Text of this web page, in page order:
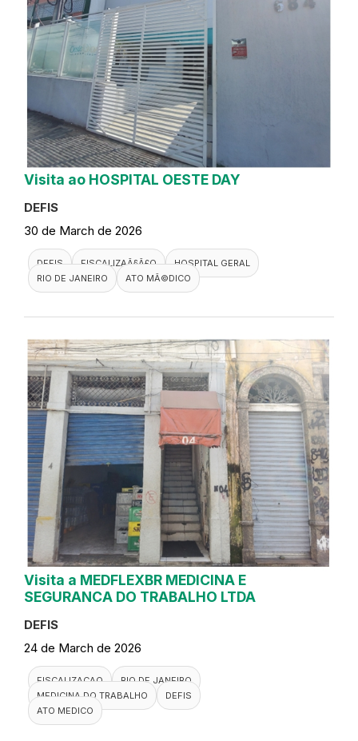
Visita ao HOSPITAL OESTE DAY
DEFIS
30 de March de 2026
DEFIS FISCALIZAÃ§Ã£O
HOSPITAL GERAL
RIO DE JANEIRO
ATO MÃ©DICO
Visita a MEDFLEXBR MEDICINA E
SEGURANCA DO TRABALHO LTDA
DEFIS
24 de March de 2026
FISCALIZACAO
RIO DE JANEIRO
MEDICINA DO TRABALHO
DEFIS
ATO MEDICO